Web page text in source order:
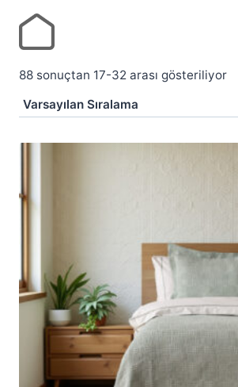
88 sonuçtan 17-32 arası gösteriliyor